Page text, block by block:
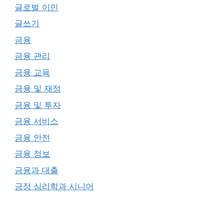
글로벌 이민
글쓰기
금융
금융 관리
금융 교육
금융 및 재정
금융 및 투자
금융 서비스
금융 안전
금융 정보
금융과 대출
긍정 심리학과 시니어